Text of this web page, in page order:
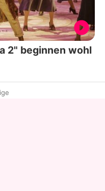
2" beginnen wohl